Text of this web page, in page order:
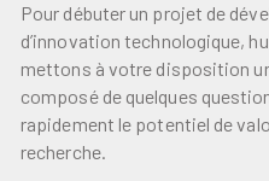
Pour débuter un projet de
d’innovation technologique,
mettons à votre disposition
composé de quelques
rapidement le potentiel de
recherche.